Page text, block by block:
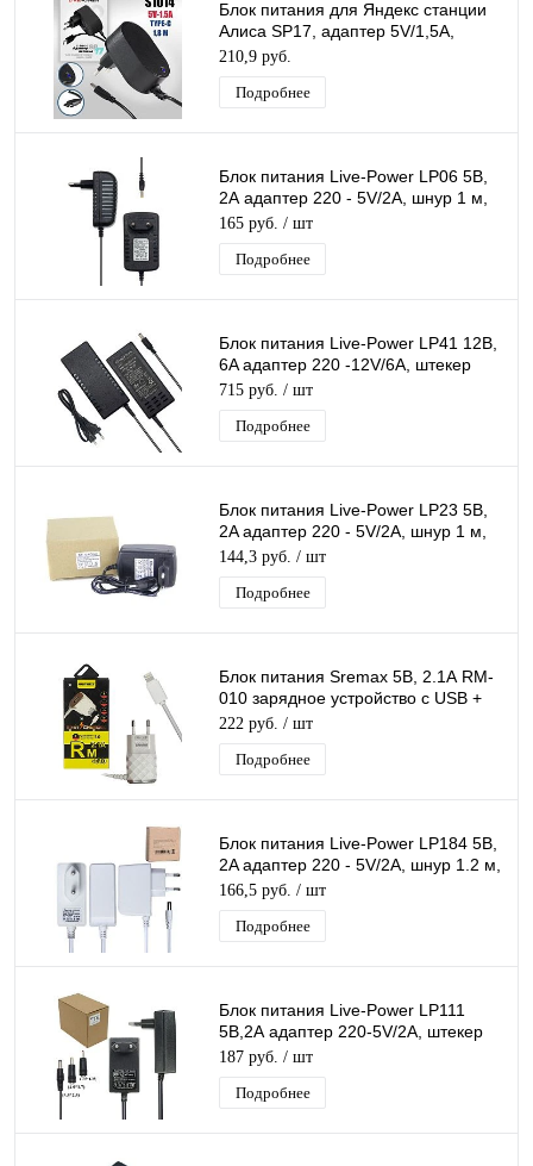
Блок питания для Яндекс станции
Алиса SP17, адаптер 5V/1,5A,
разъем Type-C, кабель 1,8м
(черный)
210,9 руб.
Подробнее
Блок питания Live-Power LP06 5В,
2А адаптер 220 - 5V/2A, шнур 1 м,
штекер 4,0*1,7 мм
165 руб. / шт
Подробнее
Блок питания Live-Power LP41 12В,
6A адаптер 220 -12V/6A, штекер
5.5*2,5 мм
715 руб. / шт
Подробнее
Блок питания Live-Power LP23 5В,
2A адаптер 220 - 5V/2A, шнур 1 м,
штекер 3,5*1,35 мм
144,3 руб. / шт
Подробнее
Блок питания Sremax 5В, 2.1А RM-
010 зарядное устройство с USB +
кабель Iphone 1,2 м черный
222 руб. / шт
Подробнее
Блок питания Live-Power LP184 5В,
2A адаптер 220 - 5V/2A, шнур 1.2 м,
штекер 5.5*2,5 мм, белый
166,5 руб. / шт
Подробнее
Блок питания Live-Power LP111
5В,2А адаптер 220-5V/2A, штекер
5,5*2,5мм +2 насадки
(4.0*1.7/3.5*1.3)
187 руб. / шт
Подробнее